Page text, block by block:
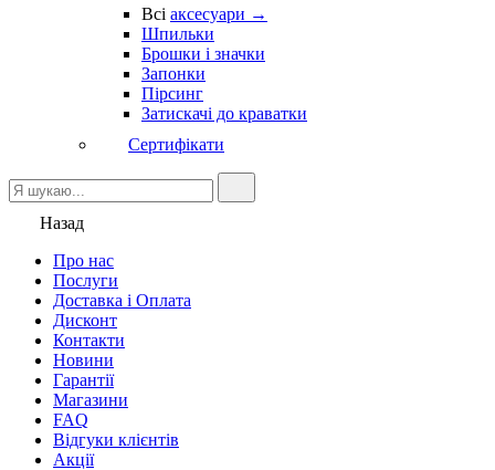
Всі аксесуари →
Шпильки
Брошки і значки
Запонки
Пірсинг
Затискачі до краватки
Сертифікати
Назад
Про нас
Послуги
Доставка і Оплата
Дисконт
Контакти
Новини
Гарантії
Магазини
FAQ
Відгуки клієнтів
Акції